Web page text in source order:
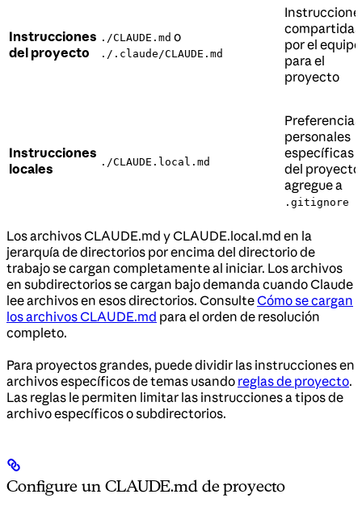
Instrucciones
del proyecto
./CLAUDE.md o
./.claude/CLAUDE.md
compartidas
por el equipo
para el
proyecto
Instrucciones
locales
./CLAUDE.local.md
Preferencias
personales
específicas
del
agregue a
.gitignore
Los archivos CLAUDE.md y CLAUDE.local.md en la
jerarquía de directorios por encima del directorio de
trabajo se cargan completamente al iniciar. Los archivos
en subdirectorios se cargan bajo demanda cuando Claude
lee archivos en esos directorios. ConsulteCómo se cargan
los archivos CLAUDE.md para el orden de resolución
completo.
Para proyectos grandes, puede dividir las instrucciones en
archivos específicos de temas usando reglas de proyecto.
Las reglas le permiten limitar las instrucciones a tipos de
archivo específicos o subdirectorios.
Configure un CLAUDE.md de proyecto